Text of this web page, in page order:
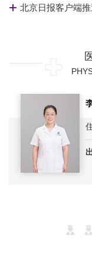
北京日报客户端